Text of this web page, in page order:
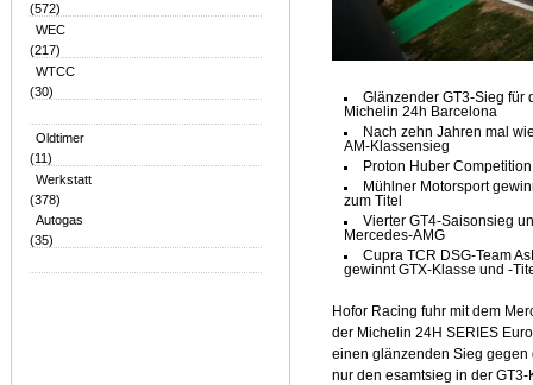
(572)
WEC
(217)
WTCC
(30)
Oldtimer
(11)
Werkstatt
(378)
Autogas
(35)
Glänzender GT3-Sieg für
Michelin 24h Barcelona
Nach zehn Jahren mal
AM-Klassensieg
Proton Huber
Mühlner Motorsport
zum Titel
Vierter GT4-Saisonsieg
Mercedes-AMG
Cupra TCR DSG-Team
gewinnt GTX-Klasse und -
Hofor Racing fuhr mit dem
der Michelin 24H SERIES
einen glänzenden Sieg gegen
nur den esamtsieg in der